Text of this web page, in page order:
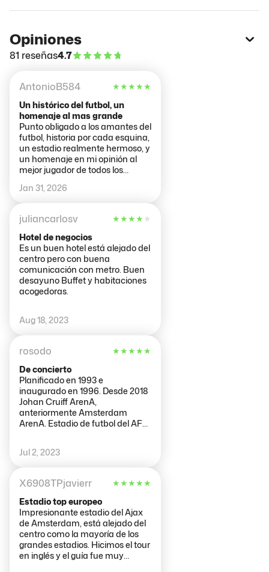
Opiniones
81 reseñas4.7
AntonioB584 ★★★★★
Un histórico del futbol, un
homenaje al mas grande
Punto obligado a los amantes del
futbol, historia por cada esquina,
un estadio realmente hermoso, y
un homenaje en mi opinión al
mejor jugador de todos los
desde el centro de Amsterdam.
Jan 31, 2026
juliancarlosv ★★★★ ★
Hotel de negocios
Es un buen hotel está alejado del
centro pero con buena
comunicación con metro. Buen
desayuno Buffet y habitaciones
acogedoras.
Aug 18, 2023
rosodo ★★★★★
De concierto
Planificado en 1993 e
inaugurado en 1996. Desde 2018
Johan Cruiff ArenA,
anteriormente Amsterdam
ArenA. Estadio de futbol del AFC
de metro Amsterdam
Strandvliet. Tiene un afoto de
casi 56.000 espectadores para
partidos de futbol y 71.000 para
conciertos. El estadio se puede
cerrar por completo en 18
minutos. Tuvimos la suerte de
ver a Bruce Springsteen en
concierto el 27/05/2023.
Jul 2, 2023
X6908TPjavierr ★★★★★
Estadio top europeo
Impresionante estadio del Ajax
de Amsterdam, está alejado del
centro como la mayoría de los
grandes estadios. Hicimos el tour
en inglés y el guía fue muy